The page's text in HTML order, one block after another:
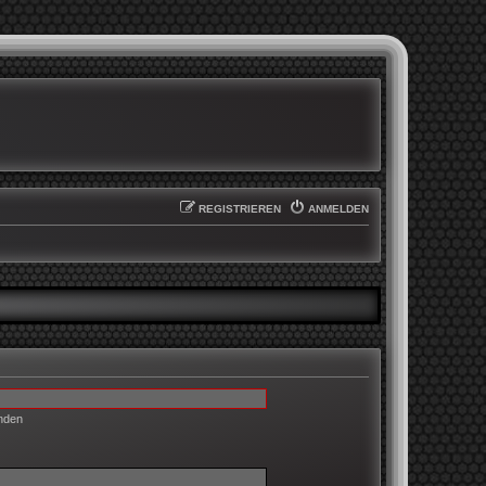
ANMELDEN
REGISTRIEREN